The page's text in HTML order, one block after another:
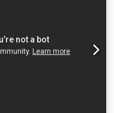
2 inch,
ABS, EBS,
Ladebordwand =